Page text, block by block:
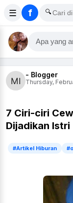
☰ f 🔍
Apa yang
- Blogger
Thursday,
7 Ciri-ciri
Dijadikan Istri
#Artikel Hiburan